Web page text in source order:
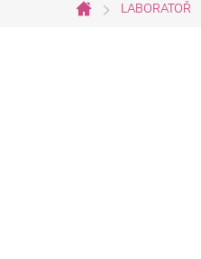
Domů
LABORATOŘ